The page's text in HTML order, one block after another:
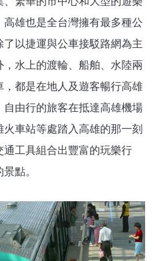
雄也是全台灣擁有最多種公
以捷運與公車接駁路網為主
水上的渡輪、船舶、水陸兩
都是在地人及遊客暢行高雄
由行的旅客在抵達高雄機場
車站等處踏入高雄的那一刻
工具組合出豐富的玩樂行
點。